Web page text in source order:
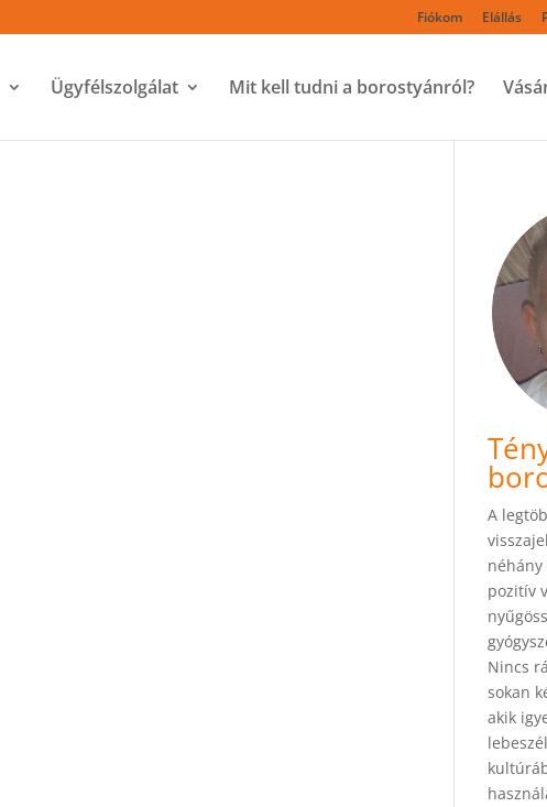
Fiókom Elállás
Ügyfélszolgálat Mit kell tudni a borostyánról?
A
néhány
pozitív
Nincs
sokan
akik